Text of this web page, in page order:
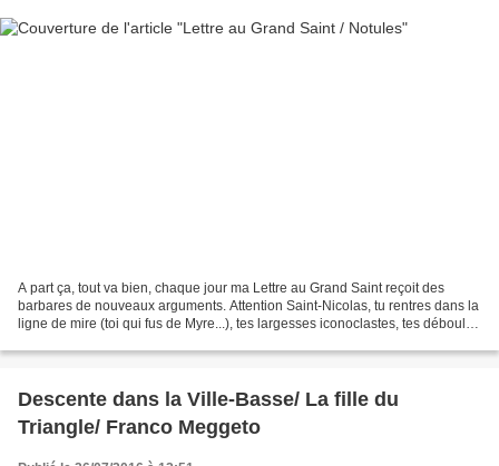
A part ça, tout va bien, chaque jour ma Lettre au Grand Saint reçoit des
barbares de nouveaux arguments. Attention Saint-Nicolas, tu rentres dans la
ligne de mire (toi qui fus de Myre...), tes largesses iconoclastes, tes déboulis
Descente dans la Ville-Basse/ La fille du
Triangle/ Franco Meggeto